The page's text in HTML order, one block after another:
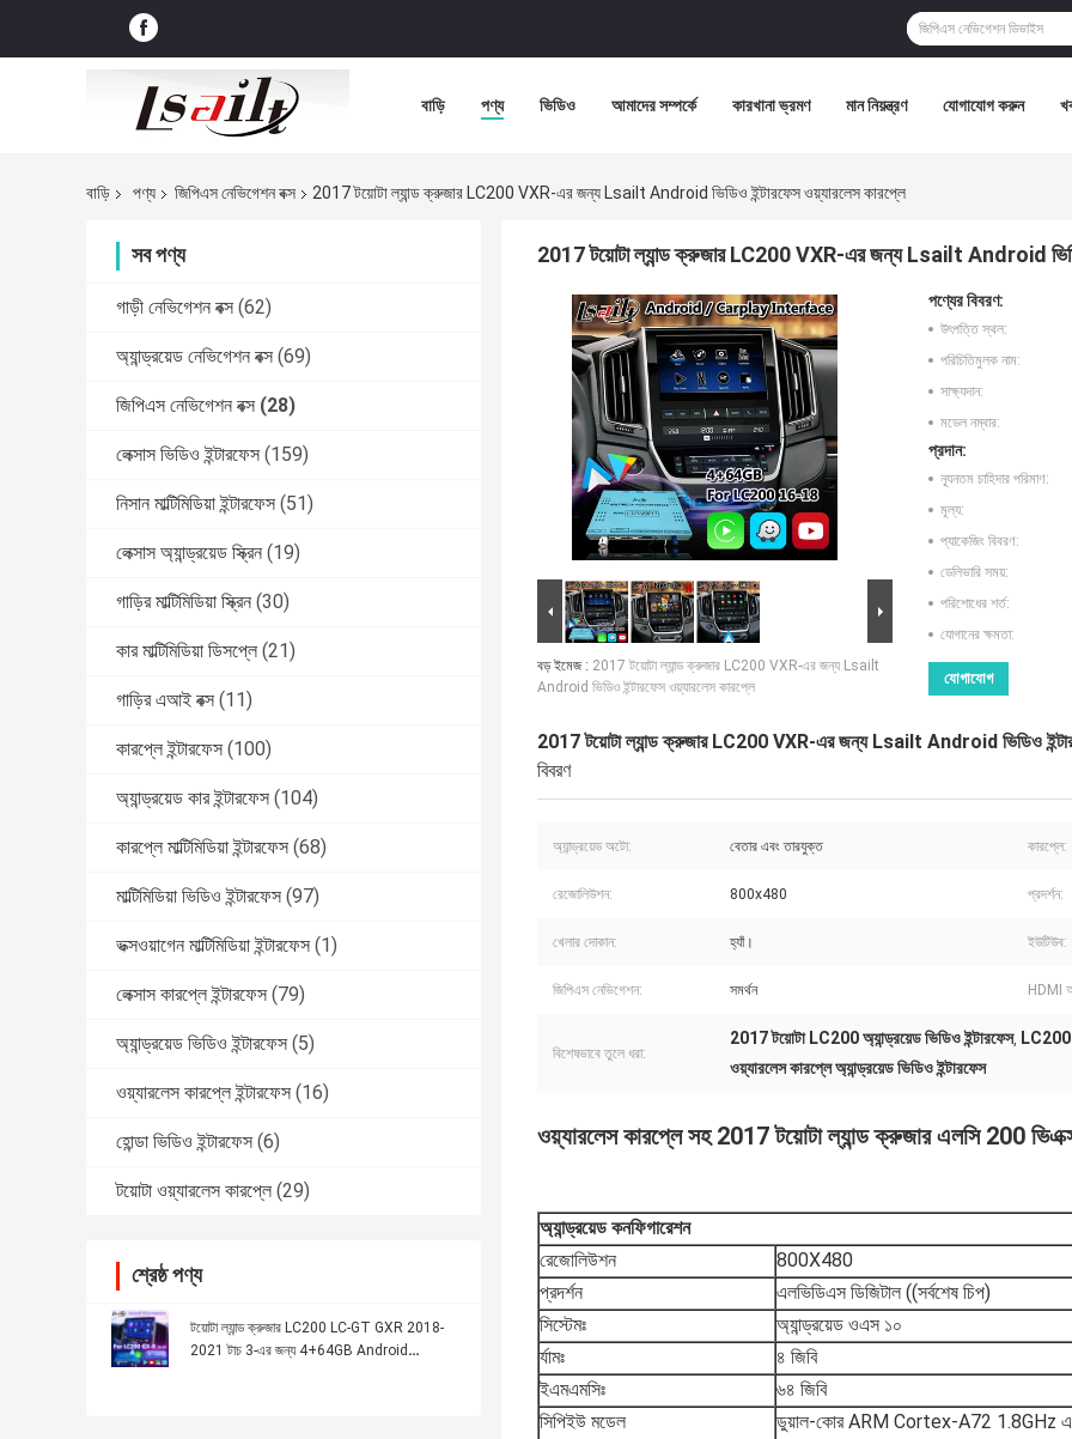
বাড়ি পণ্য ভিডিও আমাদের সম্পর্কে কারখানা ভ্রমণ মান নিয়ন্ত্রণ যোগাযোগ করুন
বাড়ি পণ্য জিপিএস নেভিগেশন বক্স 2017 টয়োটা ল্যান্ড ক্রুজার LC200 VXR-এর জন্য Lsailt Android ভিডিও ইন্টারফেস ওয়্যারলেস কারপ্লে
সব পণ্য
গাড়ী নেভিগেশন বক্স (62)
অ্যান্ড্রয়েড নেভিগেশন বক্স (69)
জিপিএস নেভিগেশন বক্স (28)
লেক্সাস ভিডিও ইন্টারফেস (159)
নিসান মাল্টিমিডিয়া ইন্টারফেস (51)
লেক্সাস অ্যান্ড্রয়েড স্ক্রিন (19)
গাড়ির মাল্টিমিডিয়া স্ক্রিন (30)
কার মাল্টিমিডিয়া ডিসপ্লে (21)
গাড়ির এআই বক্স (11)
কারপ্লে ইন্টারফেস (100)
অ্যান্ড্রয়েড কার ইন্টারফেস (104)
কারপ্লে মাল্টিমিডিয়া ইন্টারফেস (68)
মাল্টিমিডিয়া ভিডিও ইন্টারফেস (97)
ভক্সওয়াগেন মাল্টিমিডিয়া ইন্টারফেস (1)
লেক্সাস কারপ্লে ইন্টারফেস (79)
অ্যান্ড্রয়েড ভিডিও ইন্টারফেস (5)
ওয়্যারলেস কারপ্লে ইন্টারফেস (16)
হোন্ডা ভিডিও ইন্টারফেস (6)
টয়োটা ওয়্যারলেস কারপ্লে (29)
শ্রেষ্ঠ পণ্য
টয়োটা ল্যান্ড ক্রুজার LC200 LC-GT GXR 2018-
2021 টাচ 3-এর জন্য 4+64GB Android
2017 টয়োটা ল্যান্ড ক্রুজার LC200 VXR-এর জন্য Lsailt Android ভিডিও
বড় ইমেজ : 2017 টয়োটা ল্যান্ড ক্রুজার LC200 VXR-এর জন্য Lsailt
Android ভিডিও ইন্টারফেস ওয়্যারলেস কারপ্লে
পণ্যের বিবরণ:
উৎপত্তি স্থল:
পরিচিতিমুলক নাম:
সাক্ষ্যদান:
মডেল নম্বার:
প্রদান:
ন্যূনতম চাহিদার পরিমাণ:
মূল্য:
প্যাকেজিং বিবরণ:
ডেলিভারি সময়:
পরিশোধের শর্ত:
যোগানের ক্ষমতা:
যোগাযোগ
2017 টয়োটা ল্যান্ড ক্রুজার LC200 VXR-এর জন্য Lsailt Android ভিডিও
বিবরণ
অ্যান্ড্রয়েড অটো: বেতার এবং তারযুক্ত কারপ্লে:
রেজোলিউশন: 800x480 প্রদর্শন:
খেলার দোকান: হ্যাঁ। ইউটিউব:
জিপিএস নেভিগেশন: সমর্থন HDMI
বিশেষভাবে তুলে ধরা:
2017 টয়োটা LC200 অ্যান্ড্রয়েড ভিডিও ইন্টারফেস, LC200
ওয়্যারলেস কারপ্লে অ্যান্ড্রয়েড ভিডিও ইন্টারফেস
ওয়্যারলেস কারপ্লে সহ 2017 টয়োটা ল্যান্ড ক্রুজার এলসি 200
অ্যান্ড্রয়েড কনফিগারেশন
রেজোলিউশন
800X480
প্রদর্শন
এলভিডিএস ডিজিটাল ((সর্বশেষ চিপ)
সিস্টেমঃ
অ্যান্ড্রয়েড ওএস ১০
র্যামঃ
৪ জিবি
ইএমএমসিঃ
৬৪ জিবি
সিপিইউ মডেল
ডুয়াল-কোর ARM Cortex-A72 1.8GHz